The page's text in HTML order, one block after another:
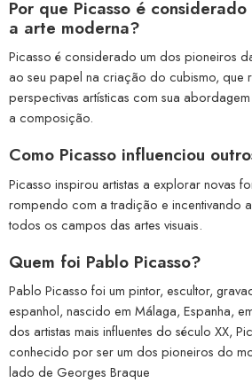
Por que Picasso é
a arte moderna?
Picasso é considerado um dos pioneiros
ao seu papel na criação do cubismo, que
perspectivas artísticas com sua
a composição.
Como Picasso influenciou
Picasso inspirou artistas a explorar novas
rompendo com a tradição e incentivando
todos os campos das artes visuais.
Quem foi Pablo Picasso?
Pablo Picasso foi um pintor, escultor,
espanhol, nascido em Málaga, Espanha,
dos artistas mais influentes do século XX,
conhecido por ser um dos pioneiros do
lado de Georges Braque